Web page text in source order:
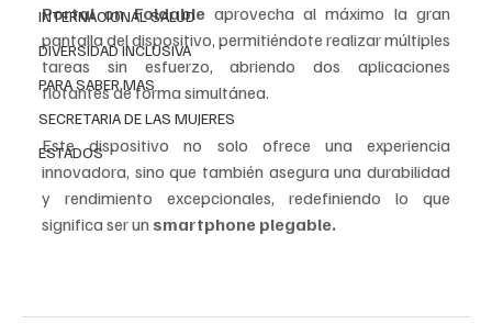
INTERNACIONAL SALUD
DIVERSIDAD INCLUSIVA
PARA SABER MAS
SECRETARIA DE LAS MUJERES
ESTADOS
Portal on Foldable aprovecha al máximo la gran
pantalla del dispositivo, permitiéndote realizar múltiples
tareas sin esfuerzo, abriendo dos aplicaciones
flotantes de forma simultánea.
Este dispositivo no solo ofrece una experiencia
innovadora, sino que también asegura una durabilidad
y rendimiento excepcionales, redefiniendo lo que
significa ser un smartphone plegable.